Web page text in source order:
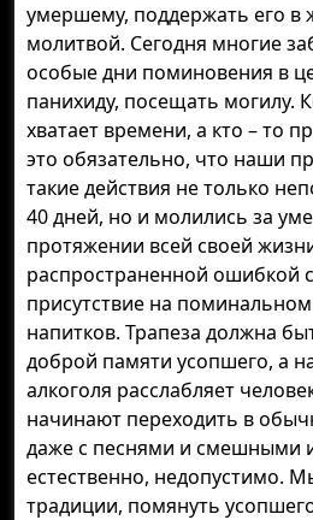
умершему, поддержать его в
молитвой. Сегодня многие
особые дни поминовения в
панихиду, посещать могилу.
хватает времени, а кто – то
это обязательно, что наши
такие действия не только
40 дней, но и молились за
протяжении всей своей
распространенной ошибкой
присутствие на
напитков. Трапеза должна
доброй памяти усопшего, а
алкоголя расслабляет
начинают переходить в
даже с песнями и смешными
естественно, недопустимо.
традиции, помянуть